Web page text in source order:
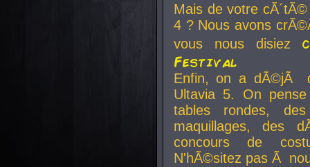
Mais de votre
4 ? Nous avons
vous nous disiez
Festival
Enfin, on a dÃ©jÃ
Ultavia 5. On
tables rondes,
maquillages, des
concours de
N'hÃ©sitez pas Ã